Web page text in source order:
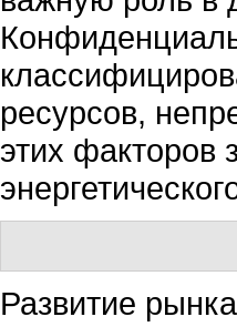
ресурсов,
этих факторов
Развитие